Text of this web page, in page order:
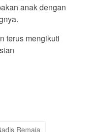
anak dengan
terus mengikuti
Remaja